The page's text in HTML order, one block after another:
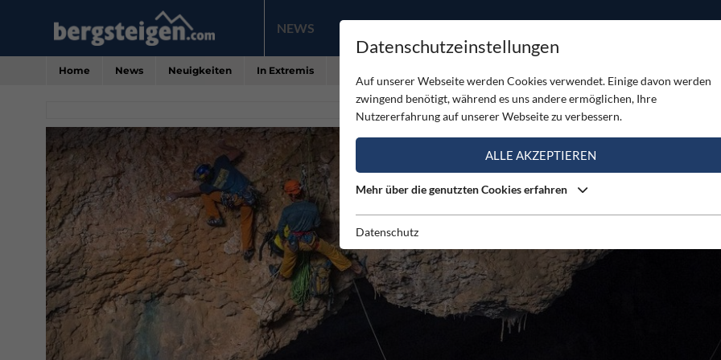
NEWS PRODUKTE
Home News Neuigkeiten In Extremis
Datenschutzeinstellungen
Auf unserer Webseite werden Cookies verwendet. Einige davon werden
zwingend benötigt, während es uns andere ermöglichen, Ihre
Nutzererfahrung auf unserer Webseite zu verbessern.
ALLE AKZEPTIEREN
Mehr über die genutzten Cookies erfahren
Datenschutz